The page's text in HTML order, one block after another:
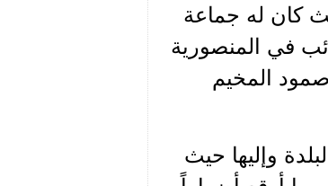
كان له جماعة
في المنصورية
حتى آخر يوم من صمود المخيم
في البلدة وإليها حيث